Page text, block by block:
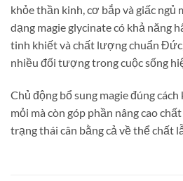
khỏe thần kinh, cơ bắp và giấc ngủ
dạng magie glycinate có khả năng
tinh khiết và chất lượng chuẩn
nhiều đối tượng trong cuộc sống
Chủ động bổ sung magie đúng
mỏi mà còn góp phần nâng cao
trạng thái cân bằng cả về thể chất